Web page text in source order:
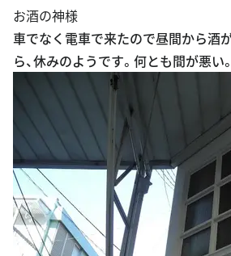
車でなく電車で来たので昼間から酒
ら、休みのようです。何とも間が悪い